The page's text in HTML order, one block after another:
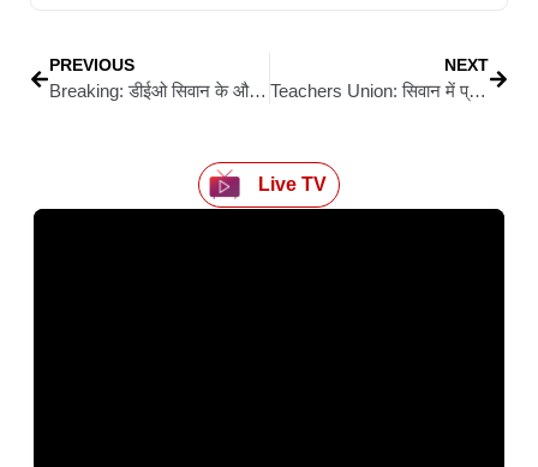
PREVIOUS
Breaking: डीईओ सिवान के औचक निरीक्षण में हाईस्कूल–सह–इंटर कॉलेज आंदर में गंभीर अनियमितताएं उजागर; 2402 नामांकित छात्रों के मुकाबले मात्र 898 छात्र-छात्राएं ही मिले उपस्थित
NEXT
Teachers Union: सिवान में प्राथमिक शिक्षक संघ की अहम बैठक, बकाया भुगतान और चुनाव पर हुआ मंथन
Live TV